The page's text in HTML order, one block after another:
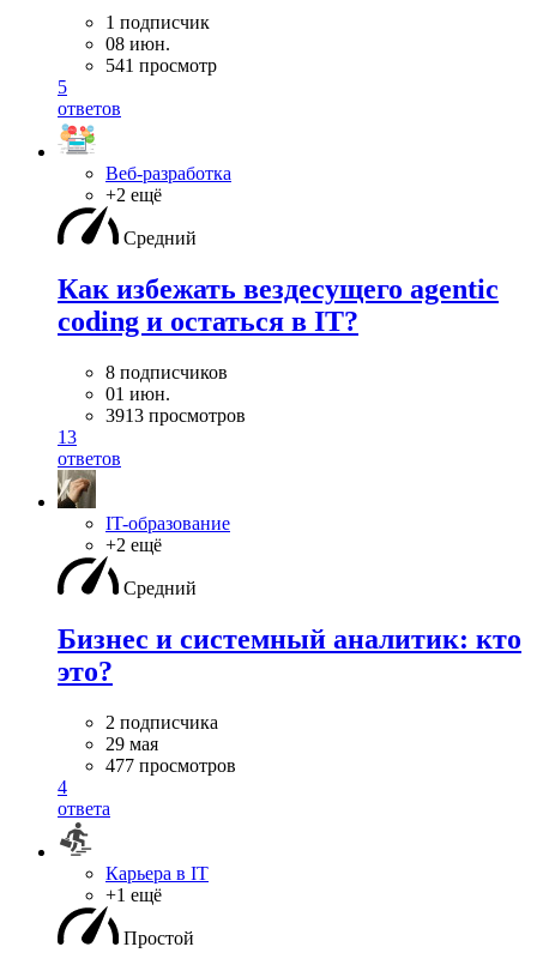
1 подписчик
08 июн.
541 просмотр
5
ответов
Веб-разработка
+2 ещё
Средний
Как избежать вездесущего agentic
coding и остаться в IT?
8 подписчиков
01 июн.
3913 просмотров
13
ответов
IT-образование
+2 ещё
Средний
Бизнес и системный аналитик: кто
это?
2 подписчика
29 мая
477 просмотров
4
ответа
Карьера в IT
+1 ещё
Простой